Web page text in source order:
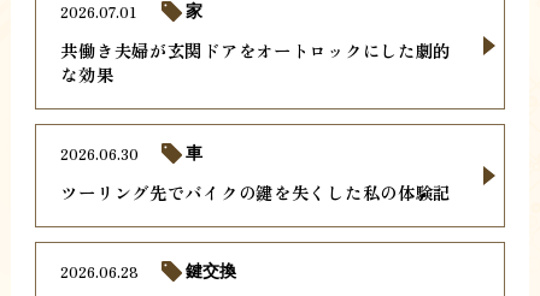
共働き夫婦が玄関ドアをオートロックにした劇的
な効果
2026.07.01 家
ツーリング先でバイクの鍵を失くした私の体験記
2026.06.30 車
2026.06.28 鍵交換